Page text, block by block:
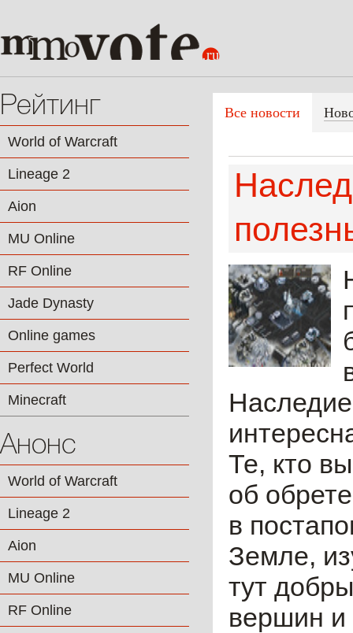
Рейтинг
World of Warcraft
Lineage 2
Aion
MU Online
RF Online
Jade Dynasty
Online games
Perfect World
Minecraft
Анонс
World of Warcraft
Lineage 2
Aion
MU Online
RF Online
Все новости
Те, кто
об
в
Земле,
тут
вершин и